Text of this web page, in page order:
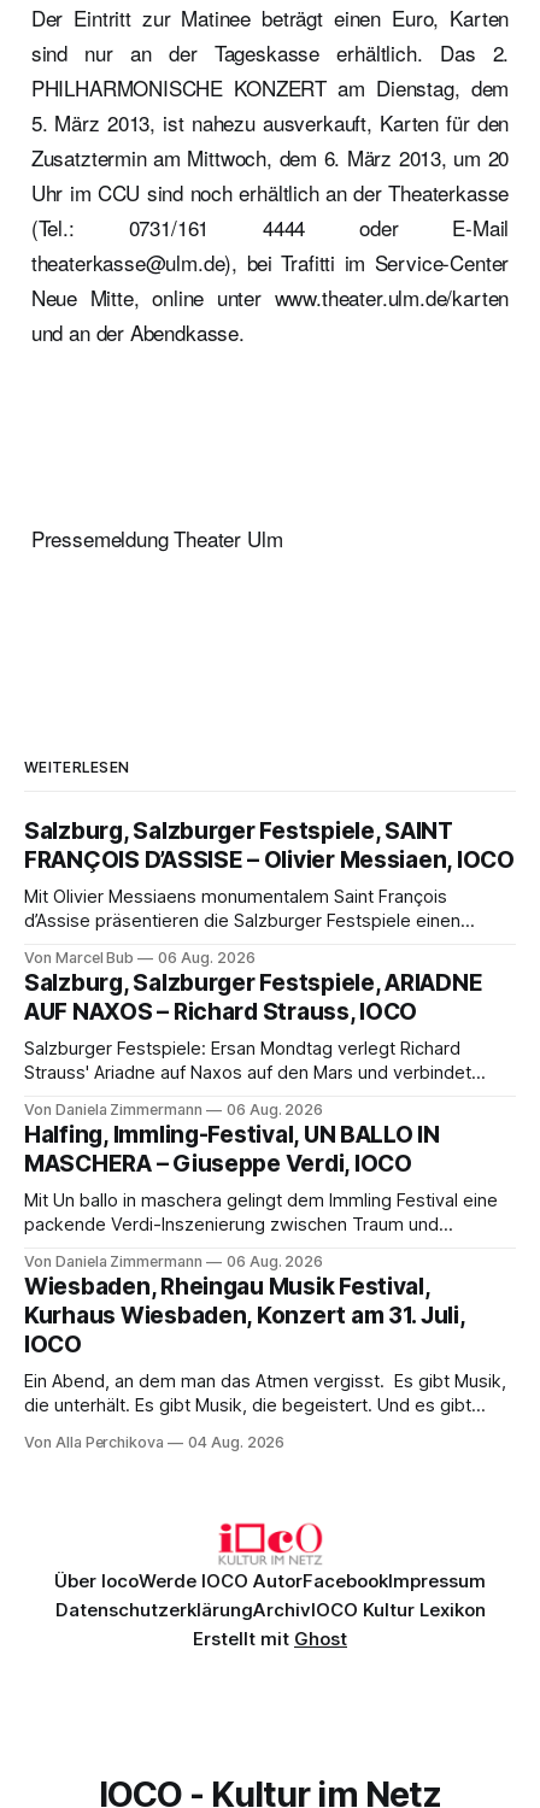
Der Eintritt zur Matinee beträgt einen Euro, Karten
sind nur an der Tageskasse erhältlich. Das 2.
PHILHARMONISCHE KONZERT am Dienstag, dem
5. März 2013, ist nahezu ausverkauft, Karten für den
Zusatztermin am Mittwoch, dem 6. März 2013, um 20
Uhr im CCU sind noch erhältlich an der Theaterkasse
(Tel.: 0731/161 4444 oder E-Mail
theaterkasse@ulm.de), bei Trafitti im Service-Center
Neue Mitte, online unter www.theater.ulm.de/karten
und an der Abendkasse.
Pressemeldung Theater Ulm
WEITERLESEN
Salzburg, Salzburger Festspiele, SAINT
FRANÇOIS D’ASSISE – Olivier Messiaen, IOCO
Mit Olivier Messiaens monumentalem Saint François
d’Assise präsentieren die Salzburger Festspiele einen
eine bildgewaltige Inszenierung, Maxime Pascal entfaltet
die komplexe Partitur eindrucksvoll, Philippe Sly berührt als
Franziskus.
Von Marcel Bub 06 Aug. 2026
Salzburg, Salzburger Festspiele, ARIADNE
AUF NAXOS – Richard Strauss, IOCO
Salzburger Festspiele: Ersan Mondtag verlegt Richard
Strauss' Ariadne auf Naxos auf den Mars und verbindet
Aufführung mit starken Solisten und den Wiener
Philharmonikern, szenisch bleibt der zweite Akt jedoch
hinter den Erwartungen zurück.
Von Daniela Zimmermann 06 Aug. 2026
Halfing, Immling-Festival, UN BALLO IN
MASCHERA – Giuseppe Verdi, IOCO
Mit Un ballo in maschera gelingt dem Immling Festival eine
packende Verdi-Inszenierung zwischen Traum und
psychologische Tiefe mit starken Bildern, getragen von
einem spielfreudigen Ensemble und einer musikalisch
überzeugenden Gesamtleistung.
Von Daniela Zimmermann 06 Aug. 2026
Wiesbaden, Rheingau Musik Festival,
Kurhaus Wiesbaden, Konzert am 31. Juli,
IOCO
Ein Abend, an dem man das Atmen vergisst. Es gibt Musik,
die unterhält. Es gibt Musik, die begeistert. Und es gibt
Genau so war der Abend im Kurhaus Wiesbaden, an dem
Von Alla Perchikova 04 Aug. 2026
Über IocoWerde IOCO AutorFacebookImpressum
DatenschutzerklärungArchivIOCO Kultur Lexikon
Erstellt mit Ghost
IOCO - Kultur im Netz